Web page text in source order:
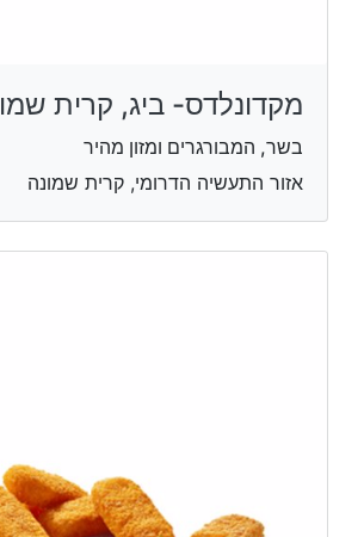
מקדונלדס- ביג, קרית
בשר, המבורגרים ומזון מהיר
אזור התעשיה הדרומי, קרית שמונה